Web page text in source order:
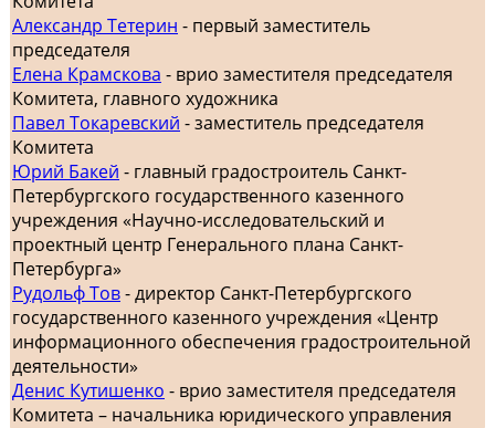
Александр Тетерин - первый заместитель
председателя
Елена Крамскова - врио заместителя председателя
Комитета, главного художника
Павел Токаревский - заместитель председателя
Комитета
Юрий Бакей - главный градостроитель Санкт-
Петербургского государственного казенного
учреждения «Научно-исследовательский и
проектный центр Генерального плана Санкт-
Петербурга»
Рудольф Тов- директор Санкт-Петербургского
государственного казенного учреждения «Центр
информационного обеспечения градостроительной
деятельности»
Денис Кутишенко - врио заместителя председателя
Комитета – начальника юридического управления